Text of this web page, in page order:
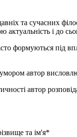
та сучасних
актуальність і до
формуються під
автор
автор
та ім'я*